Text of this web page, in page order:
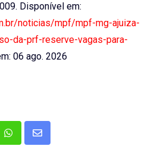
Disponível em:
noticias/mpf/mpf-mg-ajuiza-
da-prf-reserve-vagas-para-
06 ago. 2026
WhatsappShare